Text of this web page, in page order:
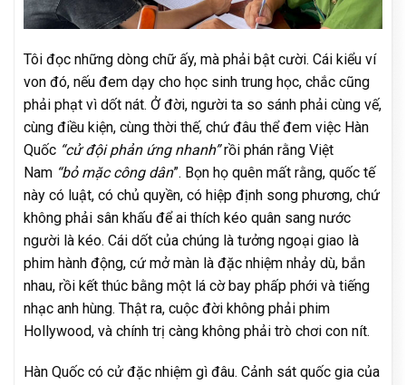
Tôi đọc những dòng chữ ấy, mà phải bật cười. Cái kiểu ví
von đó, nếu đem dạy cho học sinh trung học, chắc cũng
phải phạt vì dốt nát. Ở đời, người ta so sánh phải cùng vế,
cùng điều kiện, cùng thời thế, chứ đâu thể đem việc Hàn
Quốc “cử đội phản ứng nhanh”rồi phán rằng Việt
Nam “bỏ mặc công dân”. Bọn họ quên mất rằng, quốc tế
này có luật, có chủ quyền, có hiệp định song phương, chứ
không phải sân khấu để ai thích kéo quân sang nước
người là kéo. Cái dốt của chúng là tưởng ngoại giao là
phim hành động, cứ mở màn là đặc nhiệm nhảy dù, bắn
nhau, rồi kết thúc bằng một lá cờ bay phấp phới và tiếng
nhạc anh hùng. Thật ra, cuộc đời không phải phim
Hollywood, và chính trị càng không phải trò chơi con nít.
Hàn Quốc có cử đặc nhiệm gì đâu. Cảnh sát quốc gia của